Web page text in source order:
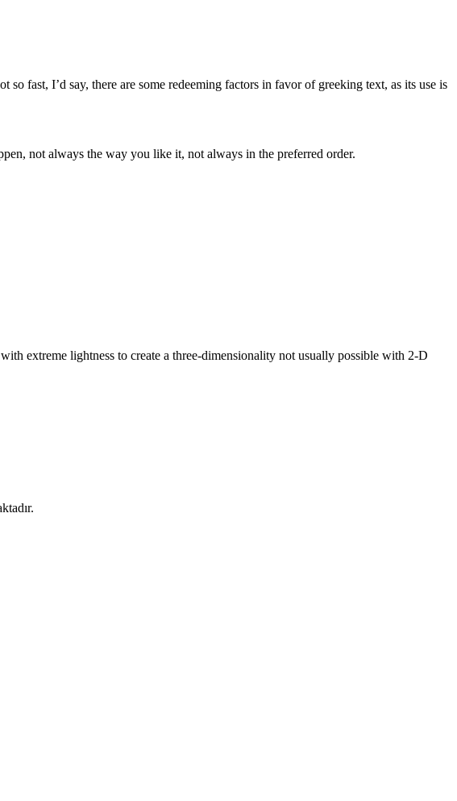
fast, I’d say, there are some redeeming factors in favor of greeking text, as its use is
not always the way you like it, not always in the preferred order.
extreme lightness to create a three-dimensionality not usually possible with 2-D